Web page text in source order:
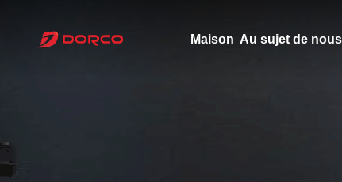
Maison Au sujet de nous